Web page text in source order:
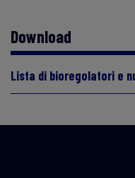
Download
Lista di bioregolatori e